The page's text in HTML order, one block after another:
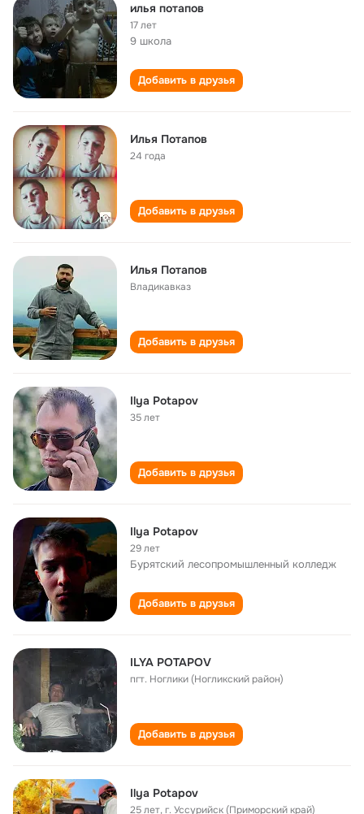
илья потапов
17 лет
9 школа
Добавить в друзья
Илья Потапов
24 года
Добавить в друзья
Илья Потапов
Владикавказ
Добавить в друзья
Ilya Potapov
35 лет
Добавить в друзья
Ilya Potapov
29 лет
Бурятский лесопромышленный колледж
Добавить в друзья
ILYA POTAPOV
пгт. Ноглики (Ногликский район)
Добавить в друзья
Ilya Potapov
25 лет,г. Уссурийск (Приморский край)